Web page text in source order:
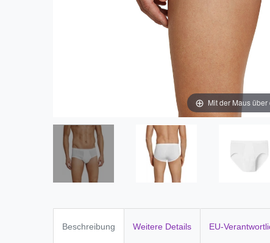
Mit der Maus
Beschreibung Weitere Details EU-